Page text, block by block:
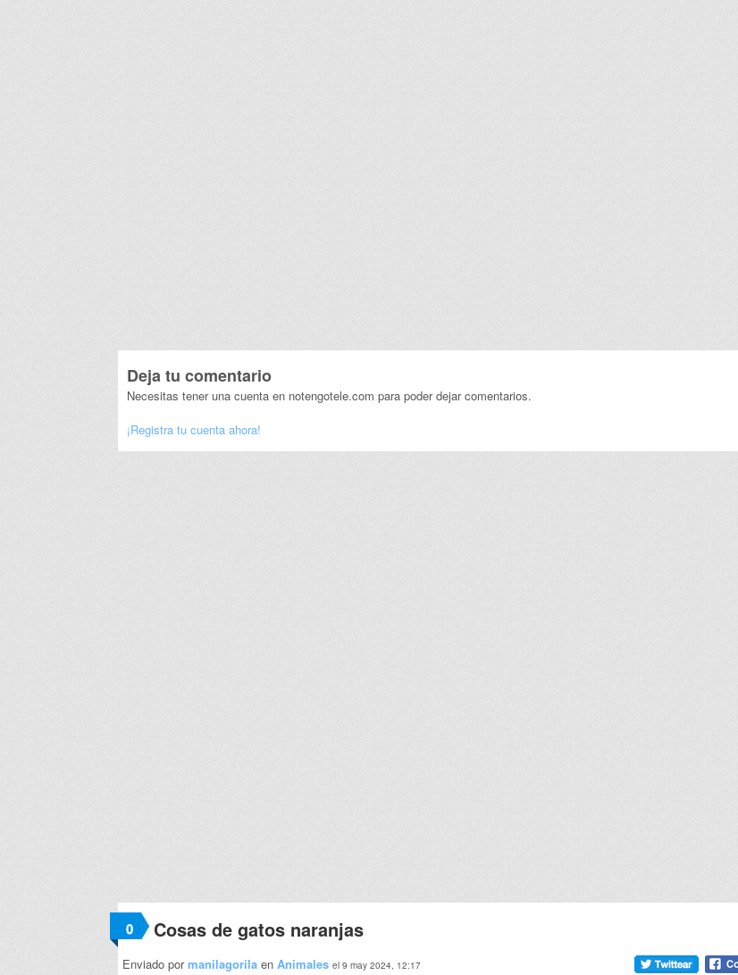
Deja tu comentario
Necesitas tener una cuenta en notengotele.com para poder dejar comentarios.
¡Registra tu cuenta ahora!
0 Cosas de gatos naranjas
Enviado pormanilagorila en Animales el 9 may 2024, 12:17